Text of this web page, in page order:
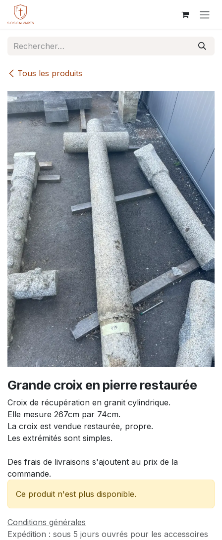
Se rendre au contenu
Tous les produits
Grande croix en pierre restaurée
Croix de récupération en granit cylindrique.
Elle mesure 267cm par 74cm.
La croix est vendue restaurée, propre.
Les extrémités sont simples.
Des frais de livraisons s'ajoutent au prix de la
commande.
Ce produit n'est plus disponible.
Conditions générales
Expédition : sous 5 jours ouvrés pour les accessoires